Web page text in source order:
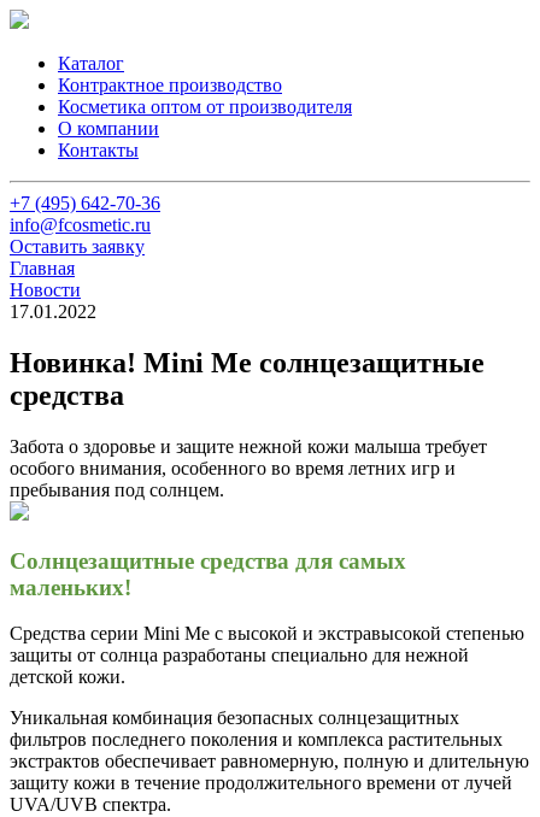
Каталог
Контрактное производство
Косметика оптом от производителя
О компании
Контакты
+7 (495) 642-70-36
info@fcosmetic.ru
Оставить заявку
Главная
Новости
17.01.2022
Новинка! Mini Me солнцезащитные
средства
Забота о здоровье и защите нежной кожи малыша требует
особого внимания, особенного во время летних игр и
пребывания под солнцем.
Солнцезащитные средства для самых
маленьких!
Средства серии Mini Me с высокой и экстравысокой степенью
защиты от солнца разработаны специально для нежной
детской кожи.
Уникальная комбинация безопасных солнцезащитных
фильтров последнего поколения и комплекса растительных
экстрактов обеспечивает равномерную, полную и длительную
защиту кожи в течение продолжительного времени от лучей
UVA/UVB спектра.